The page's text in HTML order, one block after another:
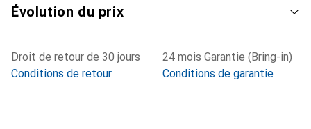
Évolution du prix
Droit de retour de 30 jours
Conditions de retour
24 mois Garantie (Bring-in)
Conditions de garantie